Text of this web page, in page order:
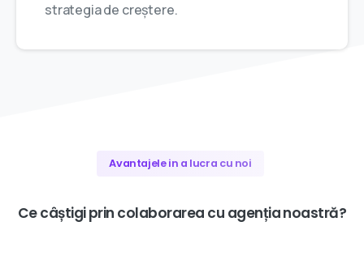
strategia de creștere.
Avantajele in a lucra cu noi
Cecâștigiprin colaborarea cu agențianoastră?